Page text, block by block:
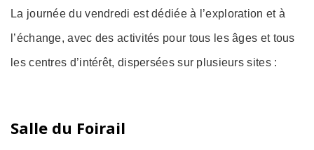
La journée du vendredi est dédiée à l’exploration et à
l’échange, avec des activités pour tous les âges et tous
les centres d’intérêt, dispersées sur plusieurs sites :
Salle du Foirail